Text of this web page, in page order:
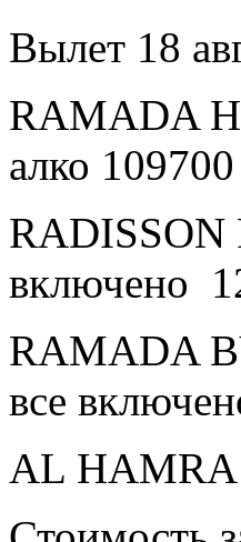
Вылет 18
RAMADA
алко
включено
RAMADA
все
AL HAMRA